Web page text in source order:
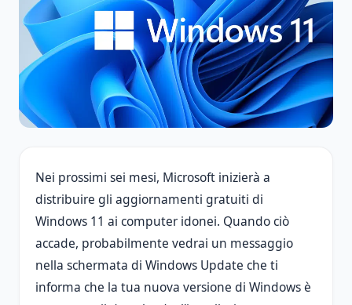
Nei prossimi sei mesi, Microsoft inizierà a
distribuire gli aggiornamenti gratuiti di
Windows 11 ai computer idonei. Quando ciò
accade, probabilmente vedrai un messaggio
nella schermata di Windows Update che ti
informa che la tua nuova versione di Windows è